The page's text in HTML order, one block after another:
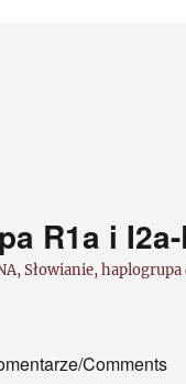
R1a i
Słowianie,
Comments